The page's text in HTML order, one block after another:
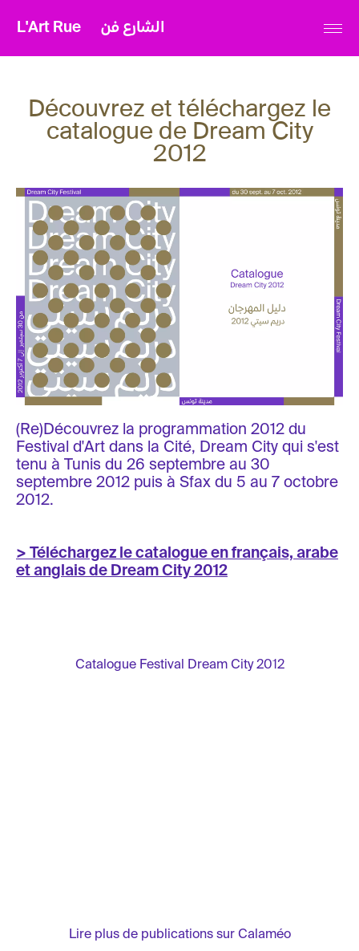
L'Art Rue الشارع فن
Découvrez et téléchargez le
catalogue de Dream City
2012
(Re)Découvrez la programmation 2012 du
Festival d'Art dans la Cité, Dream City qui s'est
tenu à Tunis du 26 septembre au 30
septembre 2012 puis à Sfax du 5 au 7 octobre
2012.
> Téléchargez le catalogue en français, arabe
et anglais de Dream City 2012
Catalogue Festival Dream City 2012
Lire plus de publications sur Calaméo